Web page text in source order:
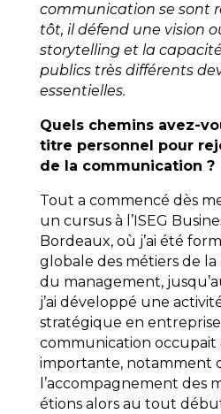
communication se sont
tôt, il défend une vision
storytelling et la capacité
publics très différents
essentielles.
Quels chemins avez-
titre personnel pour
de la communication ?
Tout a commencé dès
un cursus à l’ISEG
Bordeaux, où j’ai été
globale des métiers de
du management,
j’ai développé une
stratégique en
communication occupait
importante, notamment
l’accompagnement des
étions alors au tout